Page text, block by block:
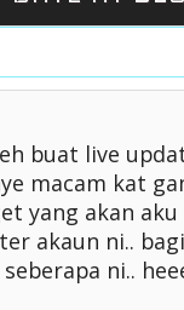
buat live
macam kat
yang akan aku
akaun ni..
ni..